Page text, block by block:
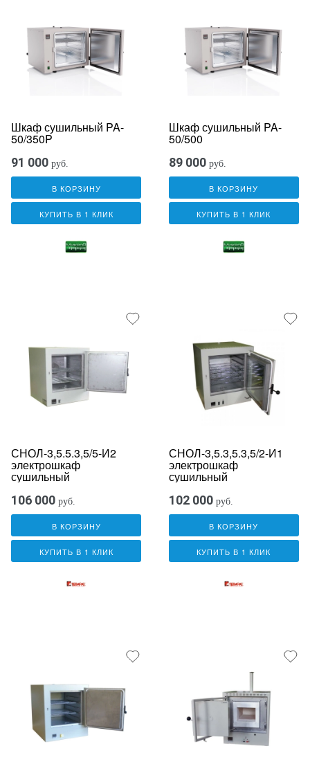
Шкаф сушильный PA-
50/350P
91 000 руб.
В КОРЗИНУ
КУПИТЬ В 1 КЛИК
Шкаф сушильный PA-
50/500
89 000 руб.
В КОРЗИНУ
КУПИТЬ В 1 КЛИК
СНОЛ-3,5.5.3,5/5-И2
электрошкаф
сушильный
106 000 руб.
В КОРЗИНУ
КУПИТЬ В 1 КЛИК
СНОЛ-3,5.3,5.3,5/2-И1
электрошкаф
сушильный
102 000 руб.
В КОРЗИНУ
КУПИТЬ В 1 КЛИК